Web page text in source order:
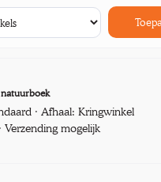
· Afhaal: Kringwinkel
Verzending mogelijk